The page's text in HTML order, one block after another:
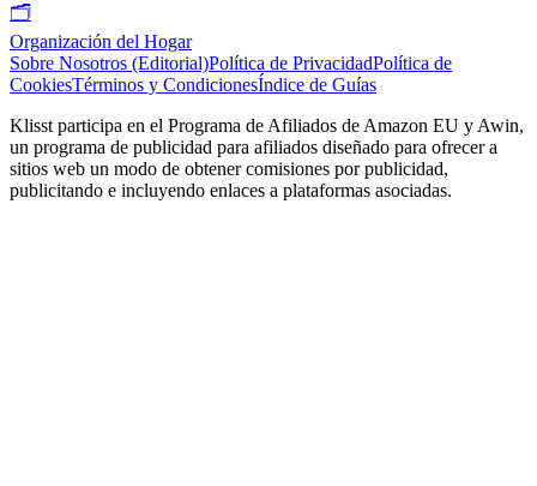
🗂️
Organización del Hogar
Sobre Nosotros (Editorial)Política de PrivacidadPolítica de
CookiesTérminos y CondicionesÍndice de Guías
Klisst participa en el Programa de Afiliados de Amazon EU y Awin,
un programa de publicidad para afiliados diseñado para ofrecer a
sitios web un modo de obtener comisiones por publicidad,
publicitando e incluyendo enlaces a plataformas asociadas.